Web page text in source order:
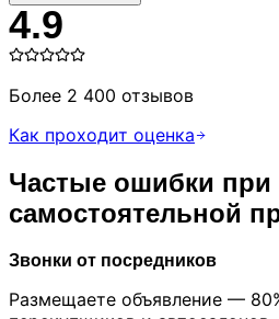
4.9
Более 2 400 отзывов
Как проходит оценка
Частые ошибки при
самостоятельной
Звонки от посредников
Размещаете объявление —